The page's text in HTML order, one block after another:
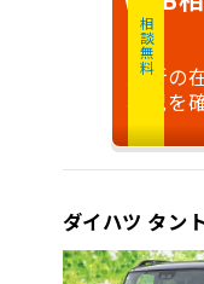
相談無料
最新の
状況を
ダイハツ タン